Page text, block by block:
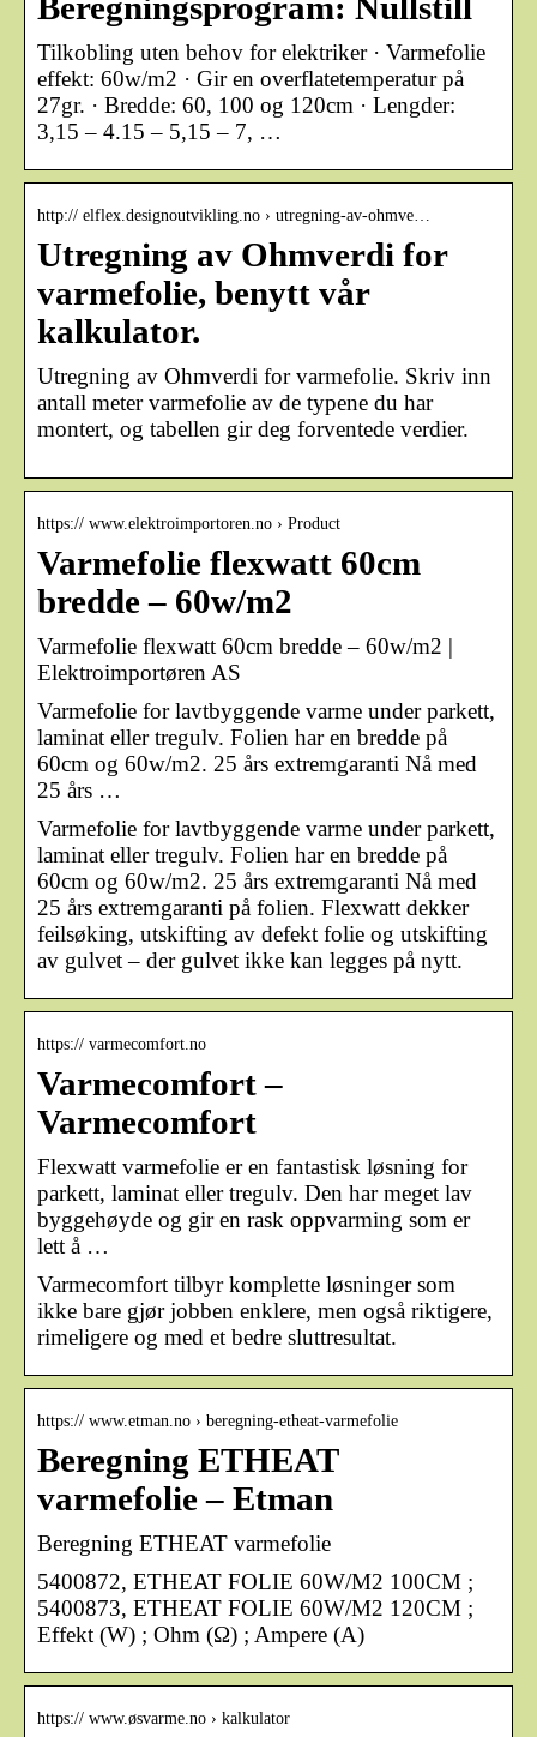
Beregningsprogram: Nullstill
Tilkobling uten behov for elektriker · Varmefolie
effekt: 60w/m2 · Gir en overflatetemperatur på
27gr. · Bredde: 60, 100 og 120cm · Lengder:
3,15 – 4.15 – 5,15 – 7, …
http:// elflex.designoutvikling.no › utregning-av-ohmve…
Utregning av Ohmverdi for
varmefolie, benytt vår
kalkulator.
Utregning av Ohmverdi for varmefolie. Skriv inn
antall meter varmefolie av de typene du har
montert, og tabellen gir deg forventede verdier.
https:// www.elektroimportoren.no › Product
Varmefolie flexwatt 60cm
bredde – 60w/m2
Varmefolie flexwatt 60cm bredde – 60w/m2 |
Elektroimportøren AS
Varmefolie for lavtbyggende varme under parkett,
laminat eller tregulv. Folien har en bredde på
60cm og 60w/m2. 25 års extremgaranti Nå med
25 års …
Varmefolie for lavtbyggende varme under parkett,
laminat eller tregulv. Folien har en bredde på
60cm og 60w/m2. 25 års extremgaranti Nå med
25 års extremgaranti på folien. Flexwatt dekker
feilsøking, utskifting av defekt folie og utskifting
av gulvet – der gulvet ikke kan legges på nytt.
https:// varmecomfort.no
Varmecomfort –
Varmecomfort
Flexwatt varmefolie er en fantastisk løsning for
parkett, laminat eller tregulv. Den har meget lav
byggehøyde og gir en rask oppvarming som er
lett å …
Varmecomfort tilbyr komplette løsninger som
ikke bare gjør jobben enklere, men også riktigere,
rimeligere og med et bedre sluttresultat.
https:// www.etman.no › beregning-etheat-varmefolie
Beregning ETHEAT
varmefolie – Etman
Beregning ETHEAT varmefolie
5400872, ETHEAT FOLIE 60W/M2 100CM ;
5400873, ETHEAT FOLIE 60W/M2 120CM ;
Effekt (W) ; Ohm (Ω) ; Ampere (A)
https:// www.øsvarme.no › kalkulator